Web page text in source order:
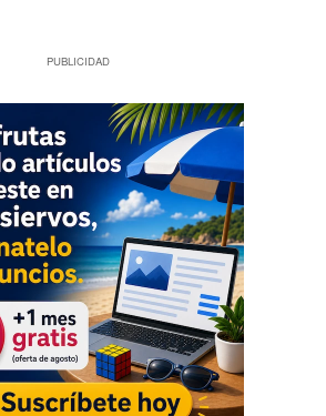
PUBLICIDAD